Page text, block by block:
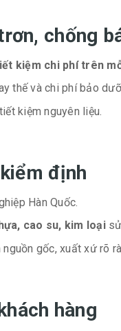
chống
kiệm chi phí trên
thế và chi phí bảo
kiệm nguyên liệu.
định
Hàn Quốc.
cao su, kim loạisử
gốc, xuất xứ rõ
hàng